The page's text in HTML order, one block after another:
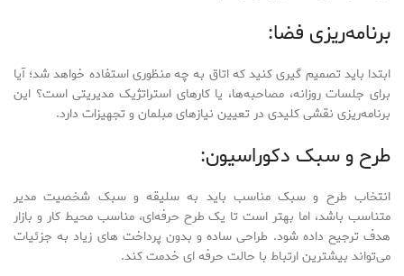
برنامه‌ریزی فضا:
ابتدا باید تصمیم گیری کنید که اتاق به چه منظوری استفاده خواهد شد؛ آیا
برای جلسات روزانه، مصاحبه‌ها، یا کارهای استراتژیک مدیریتی است؟ این
برنامه‌ریزی نقشی کلیدی در تعیین نیازهای مبلمان و تجهیزات دارد.
طرح و سبک دکوراسیون:
انتخاب طرح و سبک مناسب باید به سلیقه و سبک شخصیت مدیر
متناسب باشد، اما بهتر است تا یک طرح حرفه‌ای، مناسب محیط کار و بازار
هدف ترجیح داده شود. طراحی ساده و بدون پرداخت های زیاد به جزئیات
می‌تواند بیشترین ارتباط با حالت حرفه ای خدمت کند.